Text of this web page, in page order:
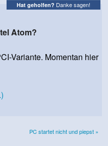
Hat geholfen? Danke sagen!
Atom?
Variante. Momentan hier
PC startet nicht und piepst »